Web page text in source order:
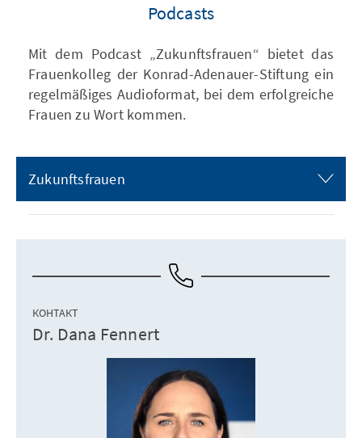
Podcasts
Mit dem Podcast „Zukunftsfrauen“ bietet das
Frauenkolleg der Konrad-Adenauer-Stiftung ein
regelmäßiges Audioformat, bei dem erfolgreiche
Frauen zu Wort kommen.
Zukunftsfrauen
КОНТАКТ
Dr. Dana Fennert